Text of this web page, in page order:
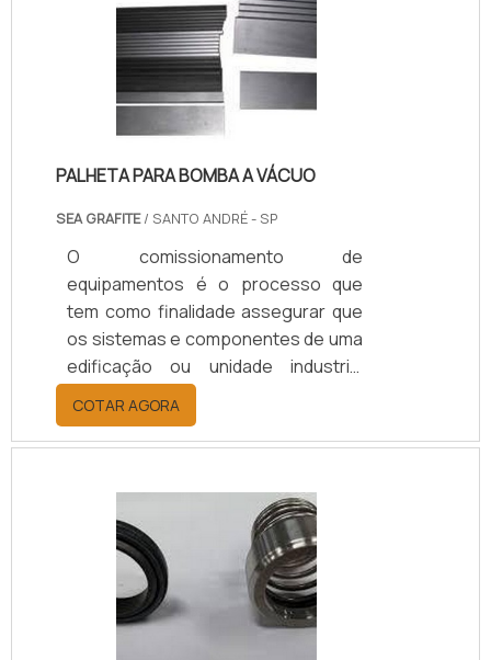
experiência, suporte técnico
especializado, certificação ISO 9001
e opções de personalização,
asseguramos o selo ideal para cada
PALHETA PARA BOMBA A VÁCUO
SEA GRAFITE/ SANTO ANDRÉ - SP
O comissionamento de
equipamentos é o processo que
tem como finalidade assegurar que
os sistemas e componentes de uma
edificação ou unidade industrial
estejam projetados, instalados,
testados, operados e mantidos de
acordo com as necessidades e
proprietário. O comissionamento
pode ser aplicado tanto a novos
empreendimentos quanto a
unidades e sistemas existentes em
processo de expansão,
modernização ou ajuste.MAIS
COTAR AGORA